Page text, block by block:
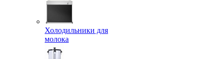
Холодильники для
молока